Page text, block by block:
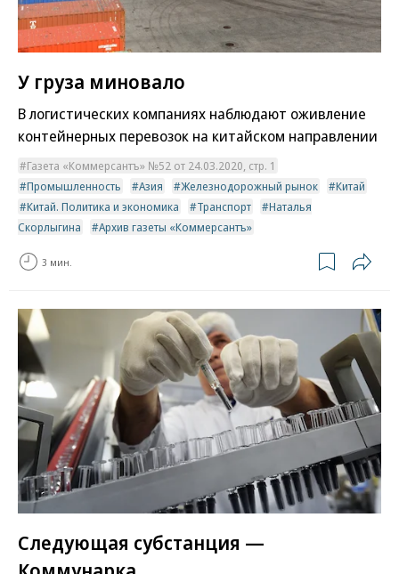
У груза миновало
В логистических компаниях наблюдают оживление
контейнерных перевозок на китайском направлении
Газета «Коммерсантъ» №52 от 24.03.2020, стр. 1
Промышленность
Азия Железнодорожный рынок
Китай
Китай. Политика и экономика
Транспорт
Наталья
Скорлыгина
Архив газеты «Коммерсантъ»
3 мин.
Следующая субстанция —